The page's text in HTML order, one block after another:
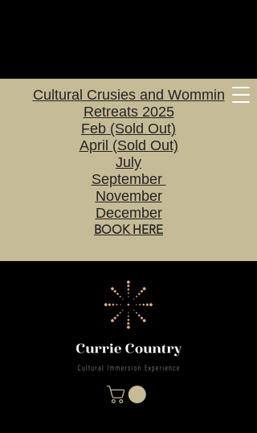
Cultural Crusies and Wommin
Retreats 2025
Feb (Sold Out)
April (Sold Out)
July
September
November
December
BOOK HERE